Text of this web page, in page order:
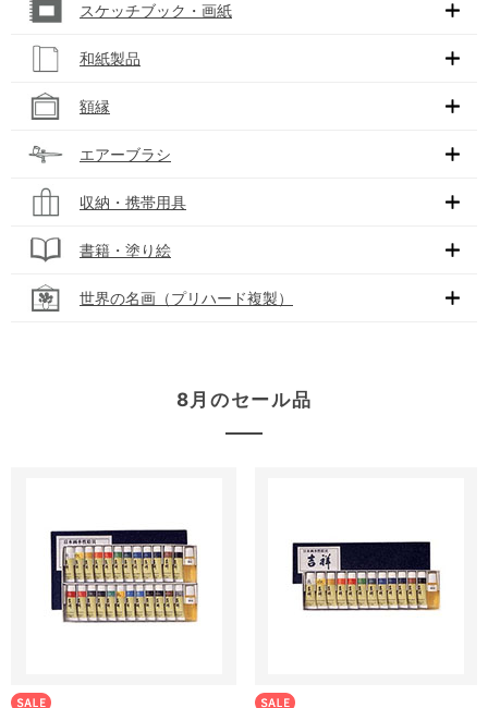
スケッチブック・画紙
和紙製品
額縁
エアーブラシ
収納・携帯用具
書籍・塗り絵
世界の名画（プリハード複製）
8月のセール品